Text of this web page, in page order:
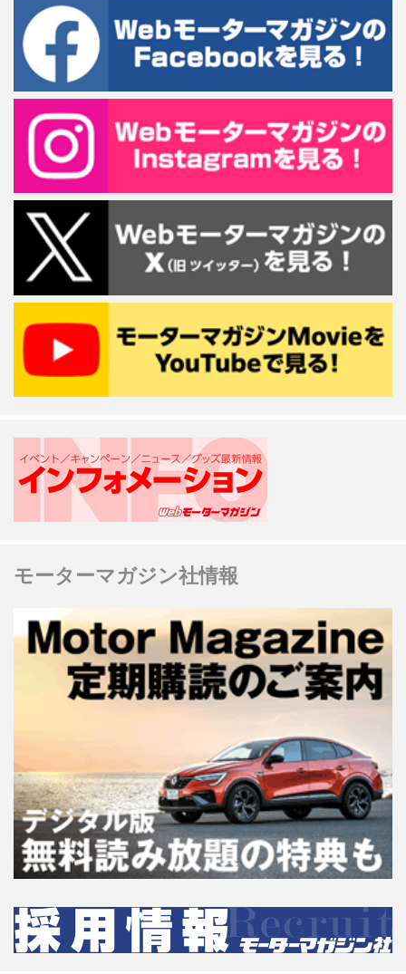
モーターマガジン社情報